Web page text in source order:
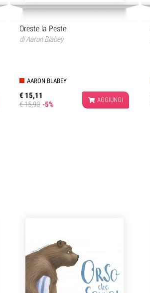
Oreste la Peste
diAaron Blabey
AARON BLABEY
€ 15,11
€ 15,90 -5%
AGGIUNGI